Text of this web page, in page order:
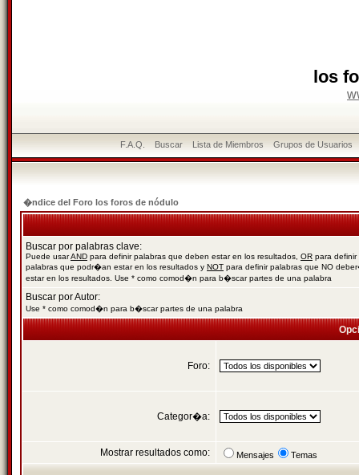
los
F.A.Q. Buscar Lista de Miembros Grupos de Usuarios
�ndice del Foro los foros de nódulo
Buscar por palabras clave:
Puede usarAND para definir palabras que deben estar en los resultados, OR para definir
palabras que podr�an estar en los resultados y NOT para definir palabras que NO
estar en los resultados. Use * como comod�n para b�scar partes de una palabra
Buscar por Autor:
Use * como comod�n para b�scar partes de una palabra
Foro:
Categor�a:
Mostrar resultados como: Mensajes Temas